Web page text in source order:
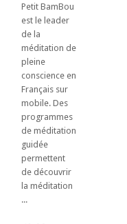
Petit BamBou
est le leader
de la
méditation de
pleine
conscience en
Français sur
mobile. Des
programmes
de méditation
guidée
permettent
de découvrir
la méditation
...